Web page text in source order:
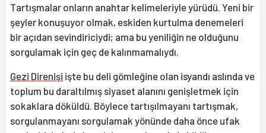
Tartışmalar onların anahtar kelimeleriyle yürüdü. Yeni bir
şeyler konuşuyor olmak, eskiden kurtulma denemeleri
bir açıdan sevindiriciydi; ama bu yeniliğin ne olduğunu
sorgulamak için geç de kalınmamalıydı.
Gezi Direnişi işte bu deli gömleğine olan isyandı aslında ve
toplum bu daraltılmış siyaset alanını genişletmek için
sokaklara döküldü. Böylece tartışılmayanı tartışmak,
sorgulanmayanı sorgulamak yönünde daha önce ufak